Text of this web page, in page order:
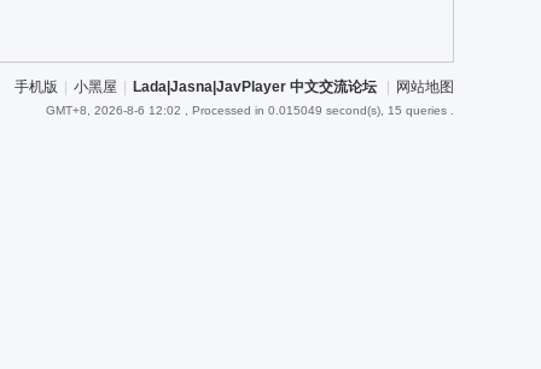
手机版 小黑屋 Lada|Jasna|JavPlayer 中文交流论坛 网站地图
GMT+8, 2026-8-6 12:02 , Processed in 0.015049 second(s), 15 queries .